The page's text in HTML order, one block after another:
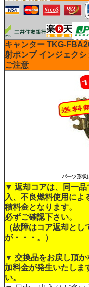
キャンター TKG-
射ポンプ インジェク
ご注意
パーツ形状
▼ 返却コアは、同一
入、不良燃料使用に
積料金となります。
必ずご確認下さい。
（故障はコア返却と
が・・・。）
▼ 交換品をお戻し頂か
加料金が発生いたしま
い。